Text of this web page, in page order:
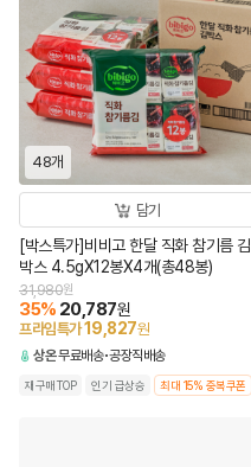
48개
담기
[박스특가]비비고 한달 직화 참기름 김
박스 4.5gX12봉X4개(총48봉)
31,980원
35% 20,787원
프라임특가19,827원
상온무료배송 공장직배송
재구매TOP 인기 급상승 최대 15% 중복쿠폰